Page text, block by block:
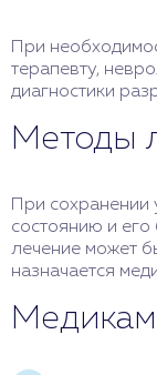
При
терапевту,
диагностики
Методы
При сохранении
состоянию и
лечение может
назначается